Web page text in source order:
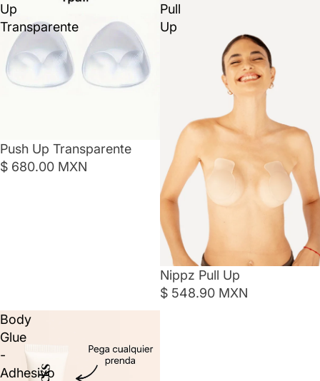
Up
Transparente
Push Up Transparente
$ 680.00 MXN
Pull
Up
Nippz Pull Up
$ 548.90 MXN
Body
Glue
-
Adhesivo